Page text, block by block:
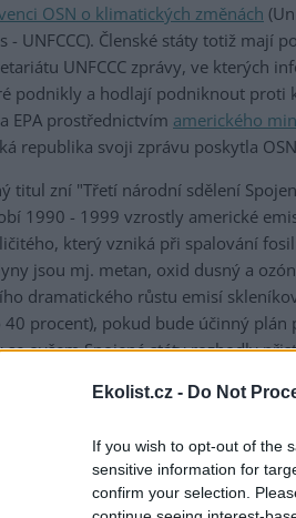
Ekolist.cz - Do Not
If you wish to opt-out of the
sensitive information for
confirm your selection.
OSN o klimatických změnách
- UNFCCC). Členské státy totiž mají
UNFCCC zprávy, ve kterých
podnikly a hodlají podniknout proti
EPA prostřednictvím amerického
republika svoji zprávu poskytla
titul zní "Třetí národní sdělení
1990 - 1999 vzrostly americké
který vzniká při spalování
jsou mj. metan, oxid dusný a
dramatického růstu emisí
40 procent), pokud bude účinný
se ovšem Spojené státy rozhodly
emise za období 2008 - 2012 o
USA chtějí snížit "intenzitu
jednotku amerického hrubého
Cílem nové iniciativy, kterou
během deseti let poklesu výše